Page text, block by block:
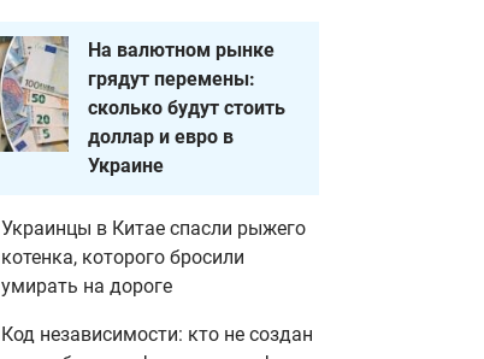
На валютном рынке
грядут перемены:
сколько будут стоить
доллар и евро в
Украине
Украинцы в Китае спасли рыжего
котенка, которого бросили
умирать на дороге
Код независимости: кто не создан